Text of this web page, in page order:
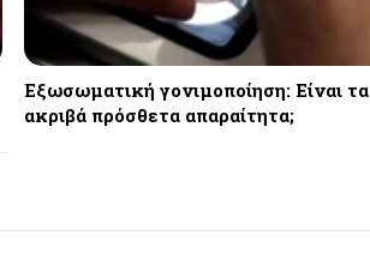
Εξωσωματική γονιμοποίηση: Είναι τα
ακριβά πρόσθετα απαραίτητα;